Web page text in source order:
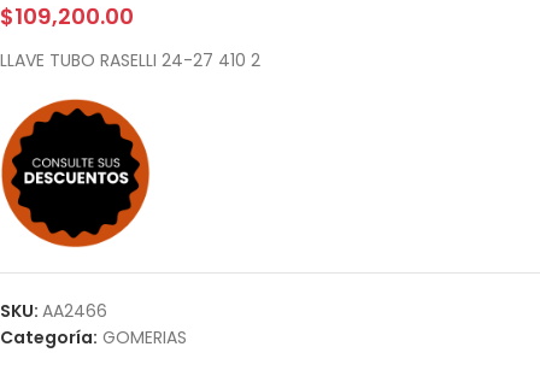
$109,200.00
LLAVE TUBO RASELLI 24-27 410 2
SKU: AA2466
Categoría: GOMERIAS